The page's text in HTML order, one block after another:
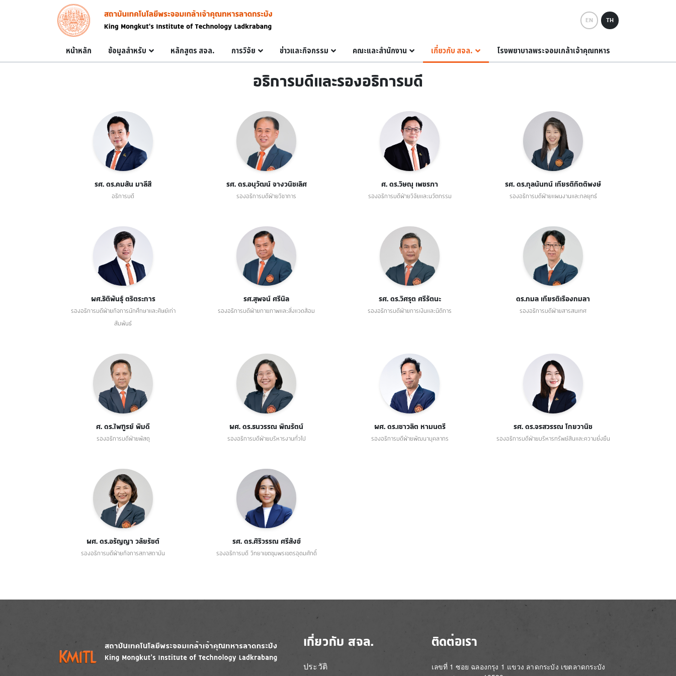
Skip to main content
Image
EN TH
Main navigation
หน้าหลัก ข้อมูลสำหรับ หลักสูตร สจล. การวิจัย ข่าวและกิจกรรม คณะและสำนักงาน เกี่ยวกับ สจล. โรงพยาบาลพระจอมเกล้าเจ้าคุณทหาร
อธิการบดีและรองอธิการบดี
รศ. ดร.คมสัน มาลีสี
อธิการบดี
รศ. ดร.อนุวัฒน์ จางวนิชเลิศ
รองอธิการบดีฝ่ายวิชาการ
ศ. ดร.วิษณุ เพชรภา
รองอธิการบดีฝ่ายวิจัยและนวัตกรรม
รศ. ดร.กุลนันทน์ เกียรติกิตติพงษ์
รองอธิการบดีฝ่ายแผนงานและกลยุทธ์
ผศ.ธิติพันธุ์ ตริตระการ
รองอธิการบดีฝ่ายกิจการนักศึกษาและศิษย์เก่า
สัมพันธ์
รศ.สุพจน์ ศรีนิล
รองอธิการบดีฝ่ายกายภาพและสิ่งแวดล้อม
รศ. ดร.วิศรุต ศรีรัตนะ
รองอธิการบดีฝ่ายการเงินและนิติการ
ดร.กมล เกียรติเรืองกมลา
รองอธิการบดีฝ่ายสารสนเทศ
ศ. ดร.ไพฑูรย์ พิมดี
รองอธิการบดีฝ่ายพัสดุ
ผศ. ดร.ธนวรรณ พิณรัตน์
รองอธิการบดีฝ่ายบริหารงานทั่วไป
ผศ. ดร.เชาวลิต หามนตรี
รองอธิการบดีฝ่ายพัฒนาบุคลากร
รศ. ดร.จรสวรรณ โกยวานิช
รองอธิการบดีฝ่ายบริหารทรัพย์สินและความยั่งยืน
ผศ. ดร.อรัญญา วลัยรัชต์
รองอธิการบดีฝ่ายกิจการสภาสถาบัน
รศ. ดร.ศิริวรรณ ศรีสังข์
รองอธิการบดี วิทยาเขตชุมพรเขตรอุดมศักดิ์
Image Image เกี่ยวกับ สจล.
ประวัติ
ติดต่อเรา
เลขที่ 1 ซอย ฉลองกรุง 1 แขวง ลาดกระบัง เขตลาดกระบัง